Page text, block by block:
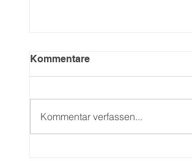
Kommentare
Kommentar verfassen...